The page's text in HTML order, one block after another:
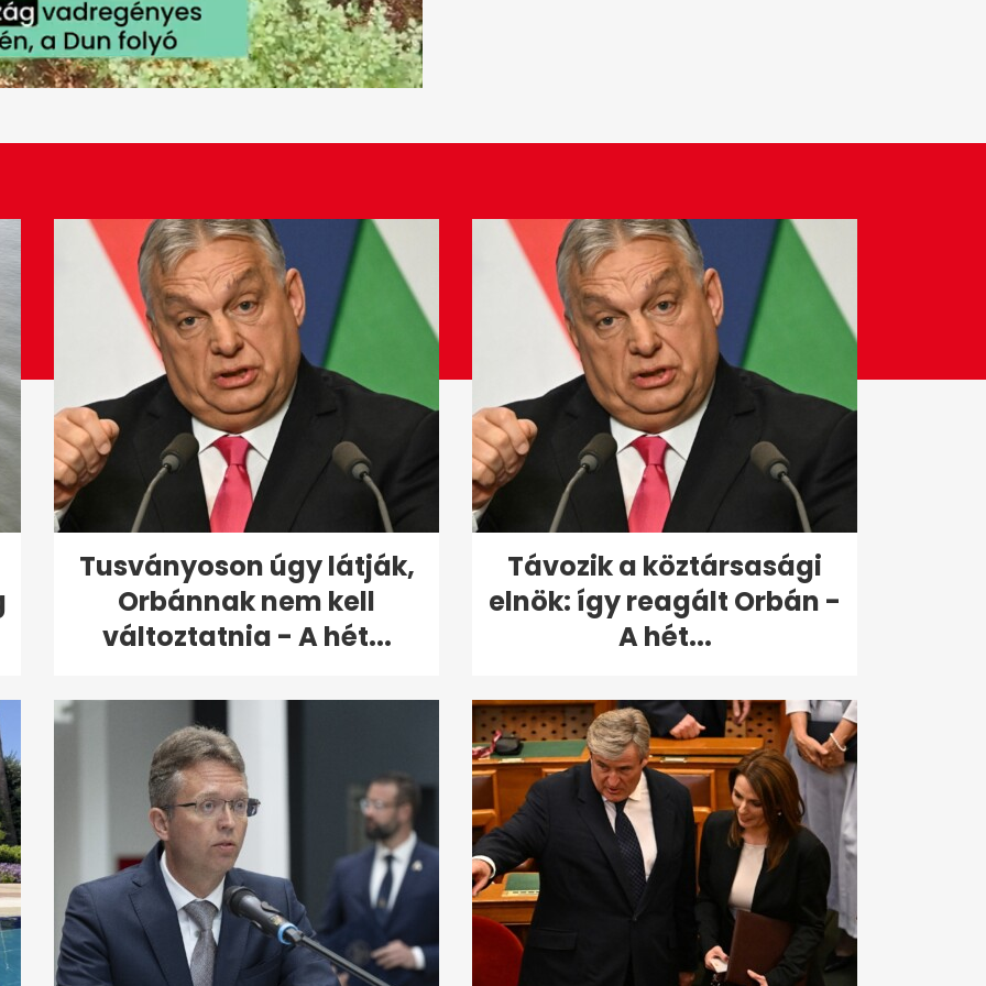
Tusványoson úgy látják,
Orbánnak nem kell
változtatnia - A hét...
Távozik a köztársasági
elnök: így reagált Orbán -
A hét...